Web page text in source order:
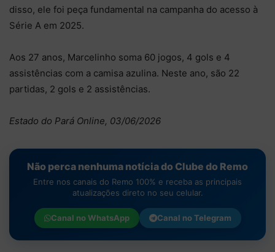
disso, ele foi peça fundamental na campanha do acesso à
Série A em 2025.
Aos 27 anos, Marcelinho soma 60 jogos, 4 gols e 4
assistências com a camisa azulina. Neste ano, são 22
partidas, 2 gols e 2 assistências.
Estado do Pará Online, 03/06/2026
Não perca nenhuma notícia do Clube do Remo
Entre nos canais do Remo 100% e receba as principais
atualizações direto no seu celular.
Canal noWhatsApp Canal noTelegram